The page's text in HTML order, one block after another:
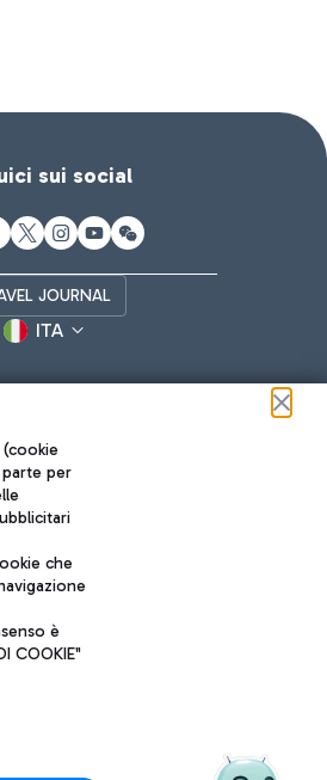
sui social
JOURNAL
ITA
INNOVAZIONE
per
che
è
COOKIE"